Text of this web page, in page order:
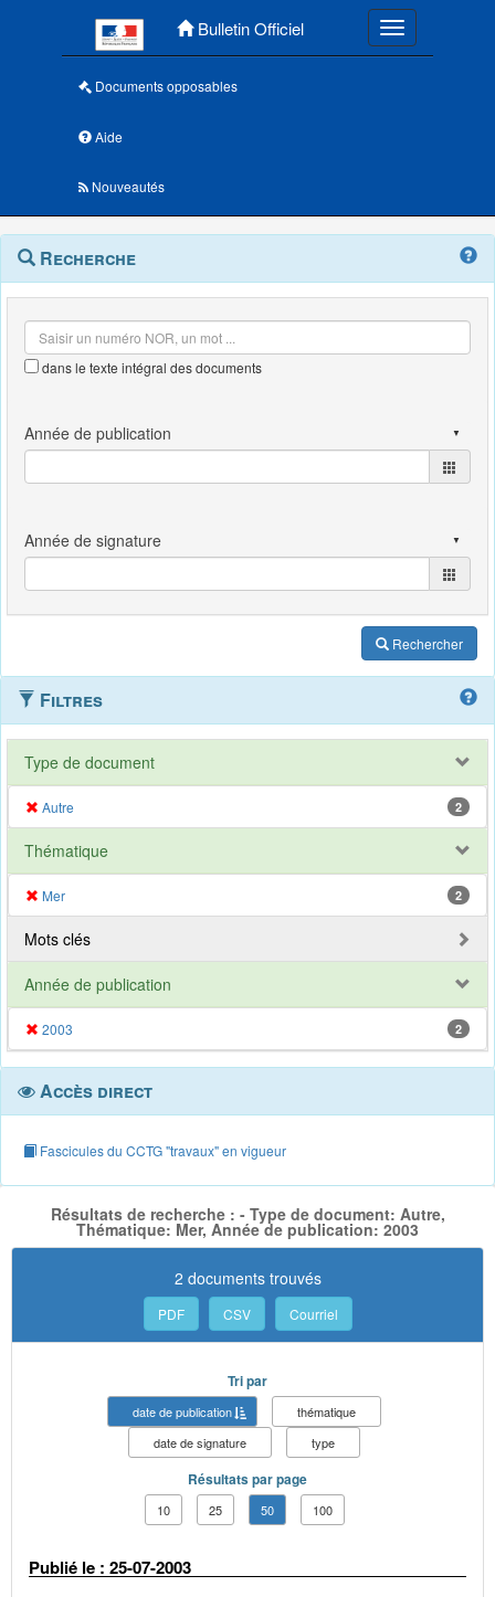
Bulletin Officiel Toggle
Documents opposables
Aide
Nouveautés
Navigation
outils
Menu
contextuel
Recherche
dans le texte intégral des documents
Rechercher
Filtres
Type de document
Autre 2
Thématique
Mer 2
Mots clés
Année de publication
2003 2
Accès direct
Fascicules du CCTG "travaux" en vigueur
Résultats de recherche : - Type de document: Autre,
Thématique: Mer, Année de publication: 2003
2 documents trouvés
PDF CSV Courriel
Tri par
date de publication
thématique
date de signature
type
Résultats par page
10 25 50 100
Publié le : 25-07-2003